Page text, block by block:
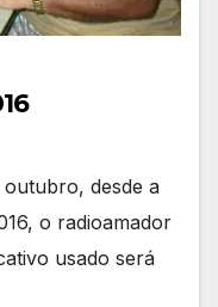
outubro, desde a
o radioamador
usado será